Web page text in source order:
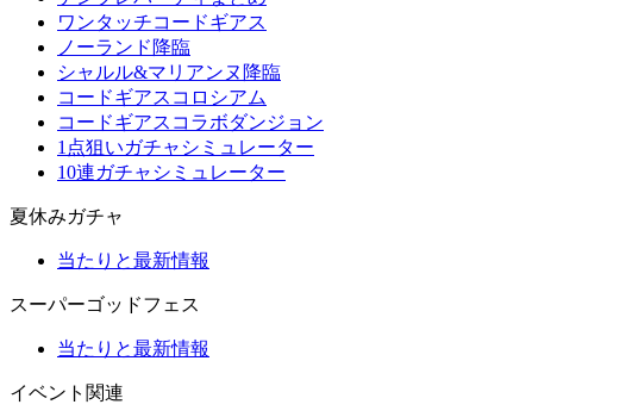
ワンタッチコードギアス
ノーランド降臨
シャルル&マリアンヌ降臨
コードギアスコロシアム
コードギアスコラボダンジョン
1点狙いガチャシミュレーター
10連ガチャシミュレーター
夏休みガチャ
当たりと最新情報
スーパーゴッドフェス
当たりと最新情報
イベント関連